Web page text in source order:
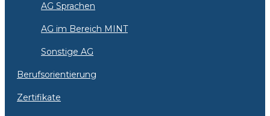
AG Sprachen
AG im Bereich MINT
Sonstige AG
Berufsorientierung
Zertifikate